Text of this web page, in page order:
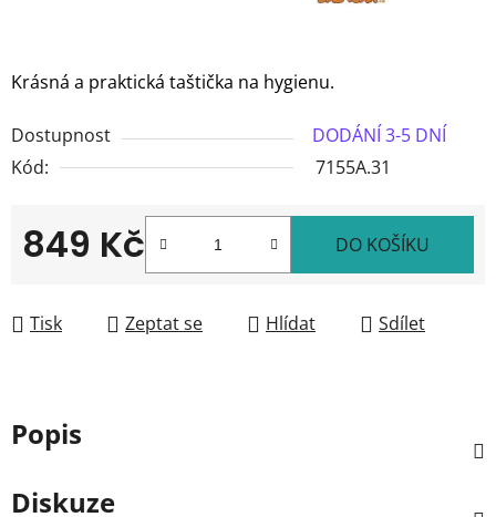
Krásná a praktická taštička na hygienu.
Dostupnost
DODÁNÍ 3-5 DNÍ
Kód:
7155A.31
849 Kč DO KOŠÍKU
Tisk Zeptat se Hlídat Sdílet
Popis
Diskuze